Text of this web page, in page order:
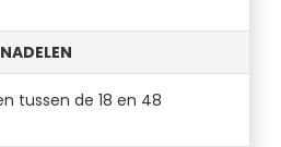
NADELEN
tussen de 18 en 48